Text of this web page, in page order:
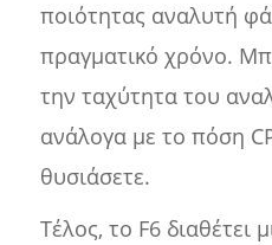
ποιότητας αναλυτή
πραγματικό χρόνο.
την ταχύτητα του
ανάλογα με το πόση
θυσιάσετε.
Τέλος, το F6 διαθέτει